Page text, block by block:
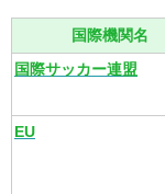
国際機関名
国際サッカー連盟
EU